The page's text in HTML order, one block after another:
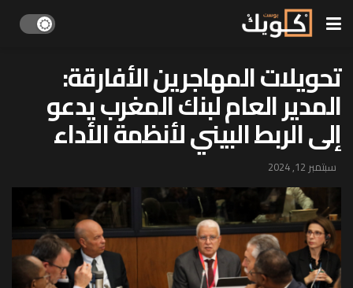
تحويلات المهاجرين الأفارقة:
المدير العام لبنك المغرب يدعو
إلى الربط البيني لأنظمة الأداء
سبتمبر 12, 2024